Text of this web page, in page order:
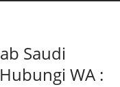
Saudi
WA :